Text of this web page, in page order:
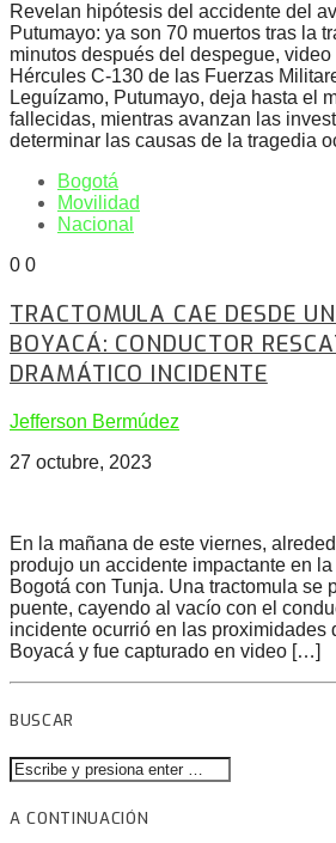
Revelan hipótesis del accidente del
Putumayo: ya son 70 muertos tras la
minutos después del despegue,
Hércules C-130 de las Fuerzas
Leguízamo, Putumayo, deja hasta el
fallecidas, mientras avanzan las
determinar las causas de la tragedia
Bogotá
Movilidad
Nacional
0 0
TRACTOMULA CAE DESDE
BOYACÁ: CONDUCTOR
DRAMÁTICO INCIDENTE
Jefferson Bermúdez
27 octubre, 2023
En la mañana de este viernes,
produjo un accidente impactante en
Bogotá con Tunja. Una tractomula se
puente, cayendo al vacío con el
incidente ocurrió en las proximidades
Boyacá y fue capturado en video […]
BUSCAR
A CONTINUACIÓN